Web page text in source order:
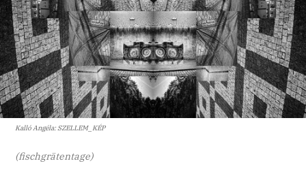
Kalló Angéla: SZELLEM_KÉP
(fischgrätentage)